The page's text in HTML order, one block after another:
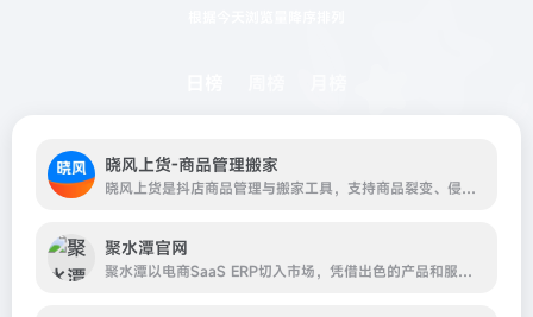
晓风上货-商品管理搬家
晓风上货是抖店商品管理与搬家工具，支持商品裂变、侵权检测、批量编辑、上货铺货、白底图和标题SEO优化。
聚水潭官网
聚水潭以电商SaaS ERP切入市场，凭借出色的产品和服务，快速获得市场的肯定。如今已经发展成为以SaaS ERP为核心，集多种商家服务为一体的SaaS协同平台，为电商企业提供综合的信息化解决方案。